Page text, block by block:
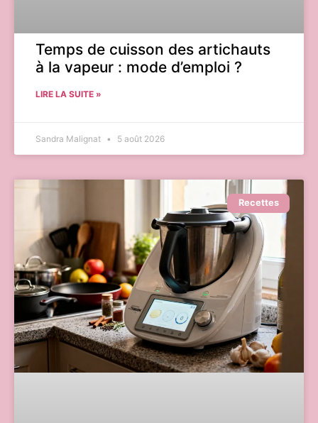
Temps de cuisson des artichauts
à la vapeur : mode d’emploi ?
LIRE LA SUITE »
Sandra Malignat 5 août 2026
Recettes